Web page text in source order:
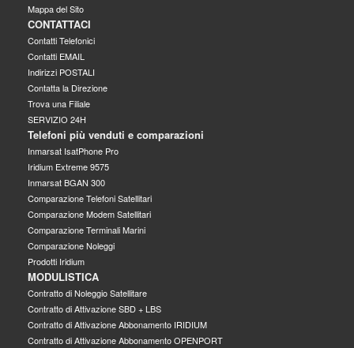
Mappa del Sito
CONTATTACI
Contatti Telefonici
Contatti EMAIL
Indirizzi POSTALI
Contatta la Direzione
Trova una Filiale
SERVIZIO 24H
Telefoni più venduti e comparazioni
Inmarsat IsatPhone Pro
Iridium Extreme 9575
Inmarsat BGAN 300
Comparazione Telefoni Satellitari
Comparazione Modem Satellitari
Comparazione Terminali Marini
Comparazione Noleggi
Prodotti Iridium
MODULISTICA
Contratto di Noleggio Satellitare
Contratto di Attivazione SBD + LBS
Contratto di Attivazione Abbonamento IRIDIUM
Contratto di Attivazione Abbonamento OPENPORT